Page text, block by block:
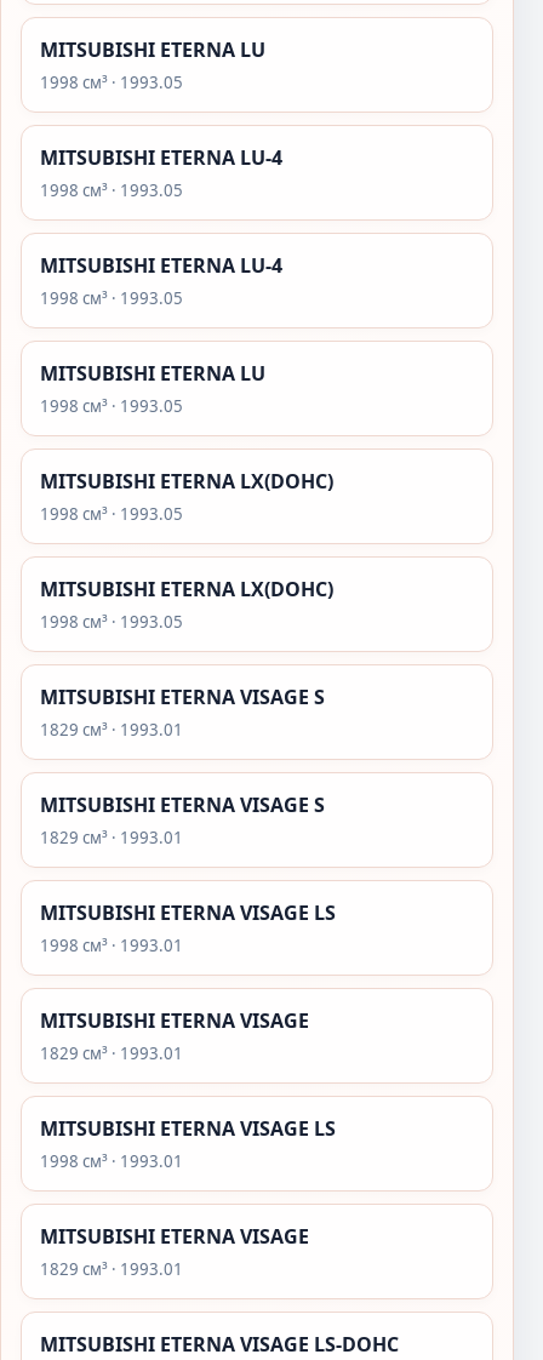
MITSUBISHI ETERNA LU
1998 см³ · 1993.05
MITSUBISHI ETERNA LU-4
1998 см³ · 1993.05
MITSUBISHI ETERNA LU-4
1998 см³ · 1993.05
MITSUBISHI ETERNA LU
1998 см³ · 1993.05
MITSUBISHI ETERNA LX(DOHC)
1998 см³ · 1993.05
MITSUBISHI ETERNA LX(DOHC)
1998 см³ · 1993.05
MITSUBISHI ETERNA VISAGE S
1829 см³ · 1993.01
MITSUBISHI ETERNA VISAGE S
1829 см³ · 1993.01
MITSUBISHI ETERNA VISAGE LS
1998 см³ · 1993.01
MITSUBISHI ETERNA VISAGE
1829 см³ · 1993.01
MITSUBISHI ETERNA VISAGE LS
1998 см³ · 1993.01
MITSUBISHI ETERNA VISAGE
1829 см³ · 1993.01
MITSUBISHI ETERNA VISAGE LS-DOHC